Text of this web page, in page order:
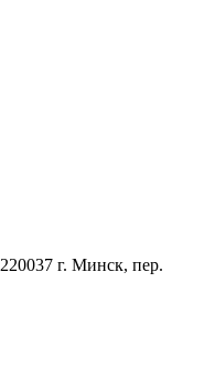
220037 г. Минск, пер.